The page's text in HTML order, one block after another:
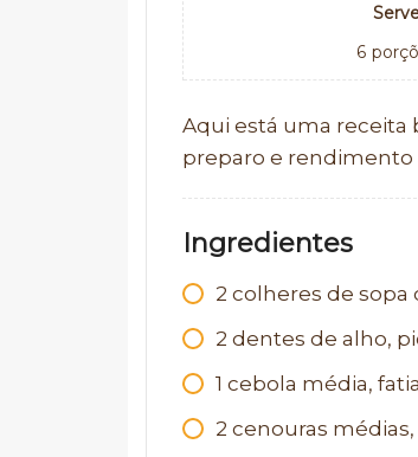
6
Aqui está uma
preparo e rendimento
Ingredientes
2 colheres de sopa
2 dentes de alho,
1 cebola média,
2 cenouras